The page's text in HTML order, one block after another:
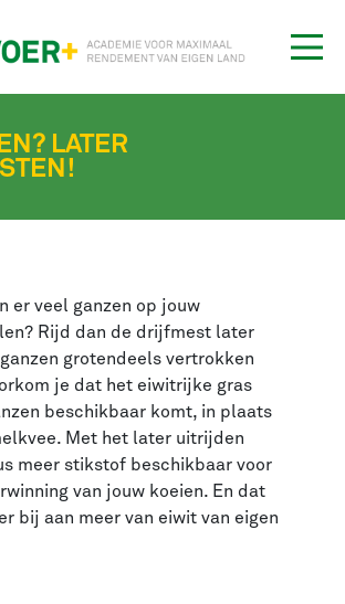
LATER
er veel ganzen op jouw
Rijd dan de drijfmest later
grotendeels vertrokken
je dat het eiwitrijke gras
beschikbaar komt, in plaats
Met het later uitrijden
meer stikstof beschikbaar voor
van jouw koeien. En dat
bij aan meer van eiwit van eigen